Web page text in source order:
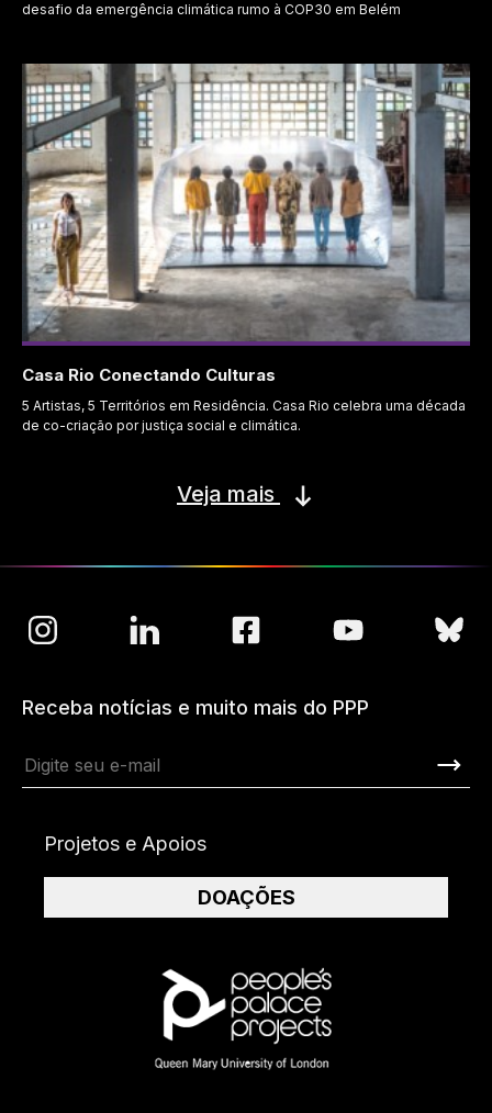
desafio da emergência climática rumo à COP30 em Belém
Casa Rio Conectando Culturas
5 Artistas, 5 Territórios em Residência. Casa Rio celebra uma década
de co-criação por justiça social e climática.
Veja mais
Receba notícias e muito mais do PPP
Projetos e Apoios
DOAÇÕES